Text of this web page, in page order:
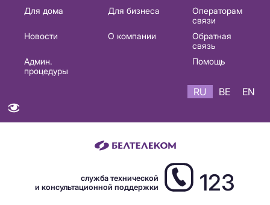
Основная
навигация
Для дома Для бизнеса
Операторам
связи
Новости
О компании
Обратная
связь
Админ.
процедуры
Помощь
RU BE EN
служба технической
и консультационной поддержки
123